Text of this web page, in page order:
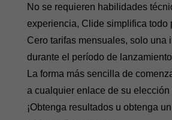
No se requieren habilidades
experiencia, Clide simplifica todo
Cero tarifas mensuales, solo una
durante el período de lanzamiento
La forma más sencilla de
a cualquier enlace de su elección
¡Obtenga resultados u obtenga